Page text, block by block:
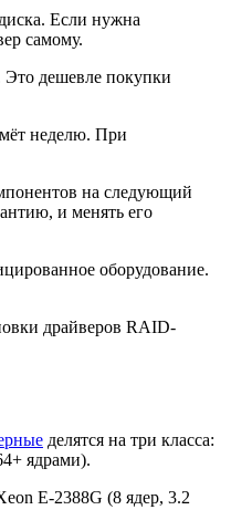
Если нужна
самому.
Это дешевле покупки
неделю. При
на следующий
и менять его
оборудование.
драйверов RAID-
делятся на три класса:
ядрами).
E-2388G (8 ядер, 3.2